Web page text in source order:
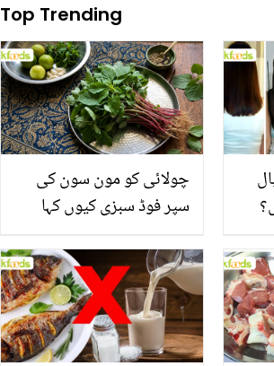
Top Trending
چولائی کو مون سون کی
سپر فوڈ سبزی کیوں کہا
منرلز اور اینٹی آکسیڈنٹس
سے بھرپور اس سبزی کے
فائدے